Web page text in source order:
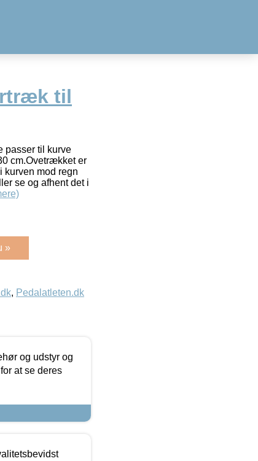
til
passer til kurve
cm.Ovetrækket er
kurven mod regn
se og afhent det i
»
, Pedalatleten.dk
og udstyr og
at se deres